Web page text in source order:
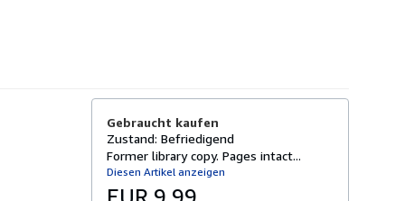
Gebraucht kaufen
Zustand: Befriedigend
Former library copy. Pages intact...
Diesen Artikel anzeigen